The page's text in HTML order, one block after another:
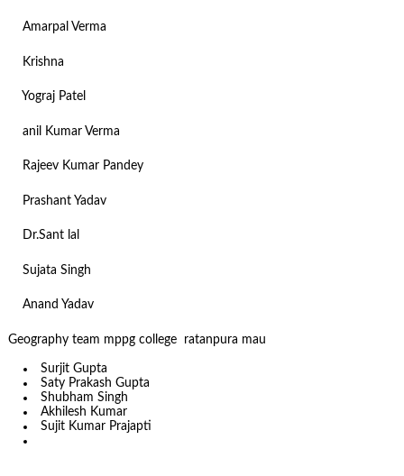
Amarpal Verma
Krishna
Yograj Patel
anil Kumar Verma
Rajeev Kumar Pandey
Prashant Yadav
Dr.Sant lal
Sujata Singh
Anand Yadav
Geography team mppg college ratanpura mau
Surjit Gupta
Saty Prakash Gupta
Shubham Singh
Akhilesh Kumar
Sujit Kumar Prajapti